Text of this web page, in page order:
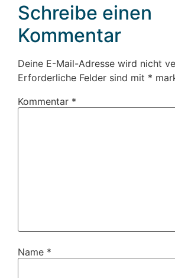
Schreibe einen
Kommentar
Deine E-Mail-Adresse wird nicht
Erforderliche Felder sind mit *
Kommentar *
Name *